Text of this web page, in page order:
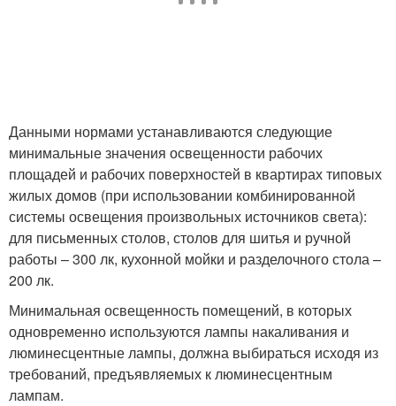
Данными нормами устанавливаются следующие
минимальные значения освещенности рабочих
площадей и рабочих поверхностей в квартирах типовых
жилых домов (при использовании комбинированной
системы освещения произвольных источников света):
для письменных столов, столов для шитья и ручной
работы – 300 лк, кухонной мойки и разделочного стола –
200 лк.
Минимальная освещенность помещений, в которых
одновременно используются лампы накаливания и
люминесцентные лампы, должна выбираться исходя из
требований, предъявляемых к люминесцентным
лампам.